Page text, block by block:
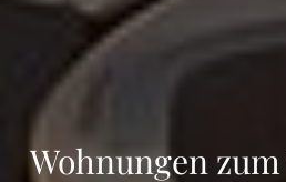
Wohnungen